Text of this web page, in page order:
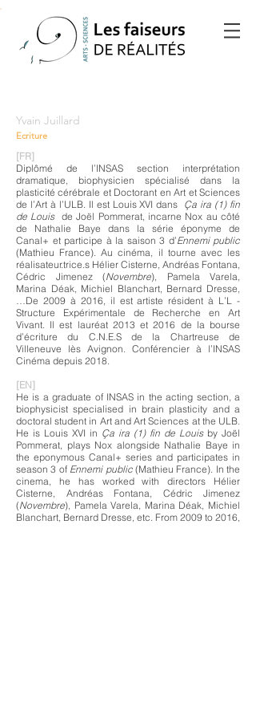
Yvain Juillard
Ecriture
[FR]
Diplômé de l’INSAS section interprétation
dramatique, biophysicien spécialisé dans la
plasticité cérébrale et Doctorant en Art et Sciences
de l’Art à l’ULB. Il est Louis XVI dans Ça ira (1) fin
de Louis de Joël Pommerat, incarne Nox au côté
de Nathalie Baye dans la série éponyme de
Canal+ et participe à la saison 3 d’Ennemi public
(Mathieu France). Au cinéma, il tourne avec les
réalisateur.trice.s Hélier Cisterne, Andréas Fontana,
Cédric Jimenez (Novembre), Pamela Varela,
Marina Déak, Michiel Blanchart, Bernard Dresse,
…De 2009 à 2016, il est artiste résident à L’L -
Structure Expérimentale de Recherche en Art
Vivant. Il est lauréat 2013 et 2016 de la bourse
d’écriture du C.N.E.S de la Chartreuse de
Villeneuve lès Avignon. Conférencier à l’INSAS
Cinéma depuis 2018.
[EN]
He is a graduate of INSAS in the acting section, a
biophysicist specialised in brain plasticity and a
doctoral student in Art and Art Sciences at the ULB.
He is Louis XVI in Ça ira (1) fin de Louisby Joël
Pommerat, plays Nox alongside Nathalie Baye in
the eponymous Canal+ series and participates in
season 3 of Ennemi public(Mathieu France). In the
cinema, he has worked with directors Hélier
Cisterne, Andréas Fontana, Cédric Jimenez
(Novembre), Pamela Varela, Marina Déak, Michiel
Blanchart, Bernard Dresse, etc. From 2009 to 2016,